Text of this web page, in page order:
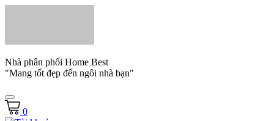
Nhà phân phối Home Best
"Mang tốt đẹp đến ngôi nhà bạn"
0